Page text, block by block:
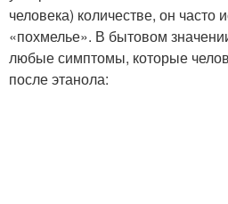
человека) количестве, он часто
«похмелье». В бытовом
любые симптомы, которые
после этанола: